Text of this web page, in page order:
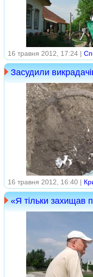
16 травня 2012, 17:24 |
Засудили
16 травня 2012, 16:40 |
«Я тільки захищав